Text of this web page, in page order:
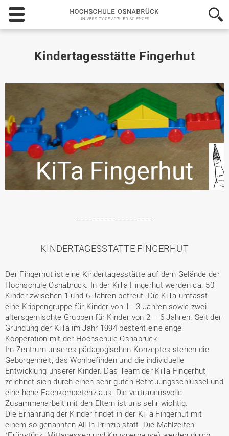
Hochschule
Osnabrück
-
of
Applied
Kindertagesstätte Fingerhut
KINDERTAGESSTÄTTE FINGERHUT
Der Fingerhut ist eine Kindertagesstätte auf dem Gelände der
Hochschule Osnabrück. In der KiTa Fingerhut werden ca. 50
Kinder zwischen 1 und 6 Jahren betreut. Die KiTa umfasst
eine Krippengruppe für Kinder von 1 - 3 Jahren sowie zwei
altersgemischte Gruppen für Kinder von 2 – 6 Jahren. Seit der
Gründung der KiTa im Jahr 1994 besteht eine enge
Kooperation mit der Hochschule Osnabrück.
Im Zentrum unseres pädagogischen Konzeptes stehen die
Geborgenheit, das Wohlbefinden und die individuelle
Entwicklung unserer Kinder. Das Team der KiTa Fingerhut
zeichnet sich durch einen sehr guten Betreuungsschlüssel und
eine hohe Fachkompetenz aus. Die vertrauensvolle
Zusammenarbeit mit den Eltern ist uns sehr wichtig.
Die Ernährung der Kinder findet in der KiTa Fingerhut mit
einem so genannten All-In-Prinzip statt. Die Mahlzeiten